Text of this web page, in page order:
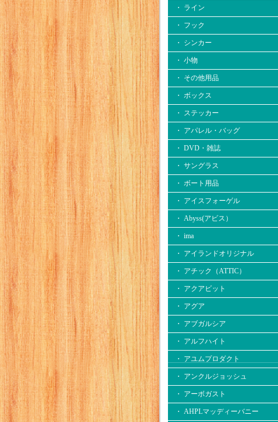
・ ライン
・ フック
・ シンカー
・ 小物
・ その他用品
・ ボックス
・ ステッカー
・ アパレル・バッグ
・ DVD・雑誌
・ サングラス
・ ボート用品
・ アイスフォーゲル
・ Abyss(アビス）
・ ima
・ アイランドオリジナル
・ アチック（ATTIC）
・ アクアビット
・ アグア
・ アブガルシア
・ アルフハイト
・ アユムプロダクト
・ アンクルジョッシュ
・ アーボガスト
・ AHPLマッディーバニー